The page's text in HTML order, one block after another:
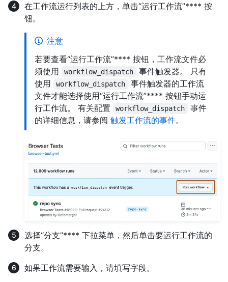
在工作流运行列表的上方，单击“运行工作流”**** 按
钮。
注意
若要查看“运行工作流”**** 按钮，工作流文件必
须使用
workflow_dispatch
事件触发器。 只有
使用
workflow_dispatch
事件触发器的工作流
文件才能选择使用“运行工作流”**** 按钮手动运
行工作流。 有关配置
workflow_dispatch
事件
的详细信息，请参阅 触发工作流的事件。
选择“分支”**** 下拉菜单，然后单击要运行工作流的
分支。
如果工作流需要输入，请填写字段。